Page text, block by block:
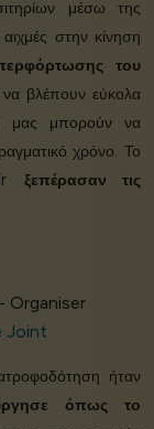
μέσω της
στην κίνηση
του
να βλέπουν εύκολα
μας μπορούν να
χρόνο. Το
ξεπέρασαν τις
Organiser
Joint
ήταν
όπως το